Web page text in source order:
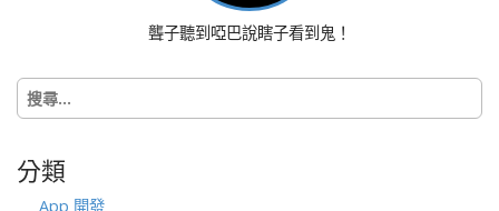
o
n
聾子聽到啞巴說瞎子看到鬼！
搜
尋
字:
分類
App 開發